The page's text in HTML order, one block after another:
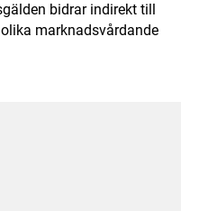
bidrar indirekt till
marknadsvårdande